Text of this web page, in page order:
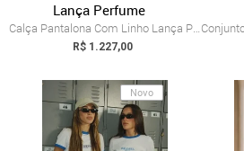
Lança Perfume
Calça Pantalona Com Linho Lança Perfume
R$ 1.227,00
Novo